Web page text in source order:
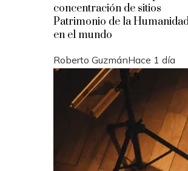
concentración de sitios
Patrimonio de la
en el mundo
Roberto GuzmánHace 1 día